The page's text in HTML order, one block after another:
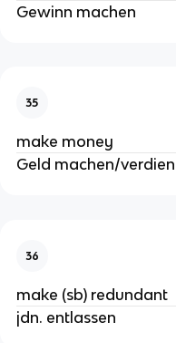
Gewinn machen
35
make money
Geld machen/
36
make (sb) redundant
jdn. entlassen